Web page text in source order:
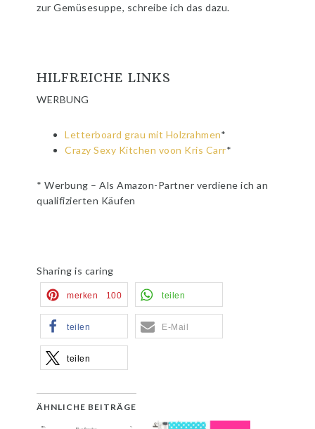
zur Gemüsesuppe, schreibe ich das dazu.
HILFREICHE LINKS
WERBUNG
Letterboard grau mit Holzrahmen*
Crazy Sexy Kitchen voon Kris Carr*
* Werbung – Als Amazon-Partner verdiene ich an
qualifizierten Käufen
Sharing is caring
merken 100 teilen
teilen E-Mail
teilen
ÄHNLICHE BEITRÄGE